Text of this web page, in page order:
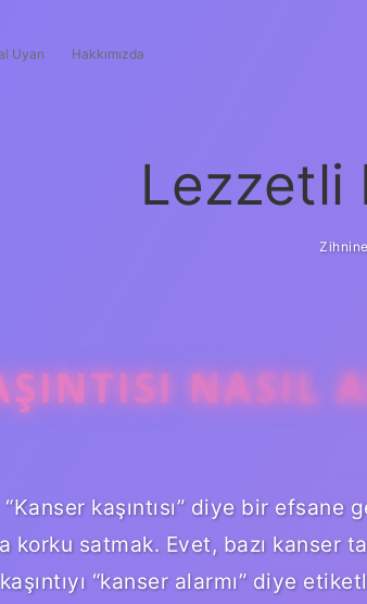
Uyarı Hakkımızda
Lezzetli
NASIL
“Kanser kaşıntısı” diye bir
korku satmak. Evet, bazı kanser
“kanser alarmı” diye